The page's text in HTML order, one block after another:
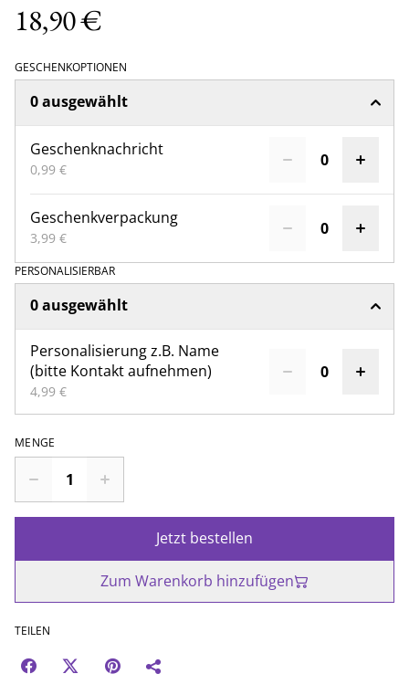
18,90 €
GESCHENKOPTIONEN
0 ausgewählt
Geschenknachricht
0,99 €
Geschenkverpackung
3,99 €
PERSONALISIERBAR
0 ausgewählt
Personalisierung z.B. Name
(bitte Kontakt aufnehmen)
4,99 €
MENGE
Jetzt bestellen
Zum Warenkorb hinzufügen
TEILEN